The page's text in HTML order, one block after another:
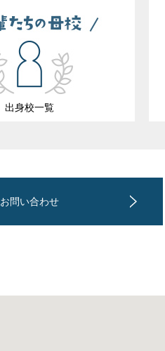
出身校一覧
お問い合わせ